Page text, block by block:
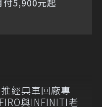
經典車回廠專
與INFINITI老